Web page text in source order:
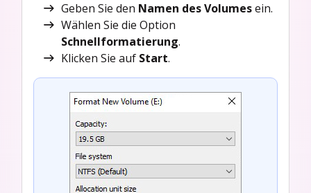
Geben Sie den Namen des Volumesein.
Wählen Sie die Option
Schnellformatierung.
Klicken Sie auf Start.